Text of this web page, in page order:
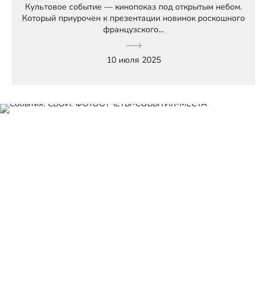
Культовое событие — кинопоказ под открытым небом.
Который приурочен к презентации новинок роскошного
французского...
10 июля 2025